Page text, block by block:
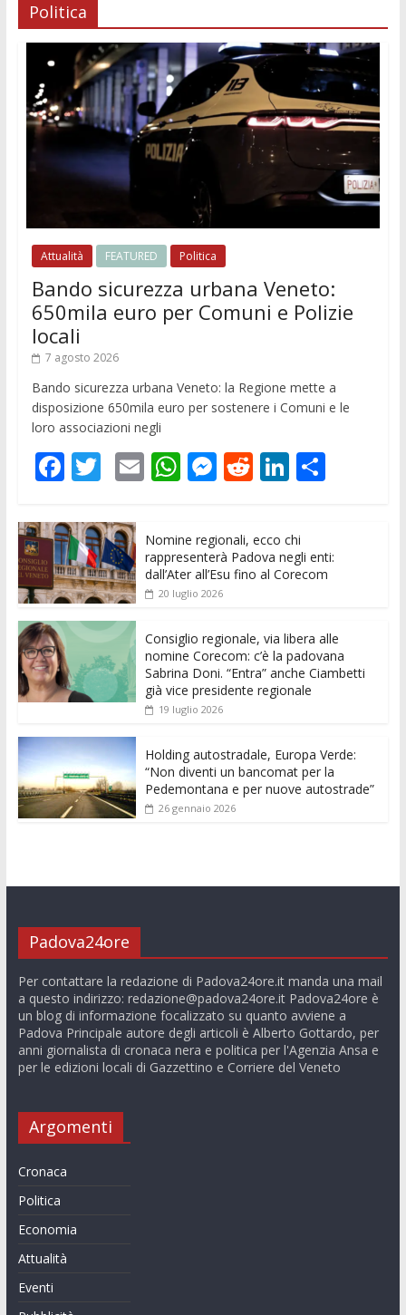
Politica
Attualità FEATURED Politica
Bando sicurezza urbana Veneto:
650mila euro per Comuni e Polizie
locali
7 agosto 2026
Bando sicurezza urbana Veneto: la Regione mette a
disposizione 650mila euro per sostenere i Comuni e le
loro associazioni negli
F
e
b
o
o
k
T
itt
er
E
l
W
s
A
p
p
M
ss
e
n
er
R
di
t
Li
k
e
dI
C
di
vi
Nomine regionali, ecco chi
rappresenterà Padova negli enti:
dall’Ater all’Esu fino al Corecom
20 luglio 2026
Consiglio regionale, via libera alle
nomine Corecom: c’è la padovana
Sabrina Doni. “Entra” anche Ciambetti
già vice presidente regionale
19 luglio 2026
Holding autostradale, Europa Verde:
“Non diventi un bancomat per la
Pedemontana e per nuove autostrade”
26 gennaio 2026
Padova24ore
Per contattare la redazione di Padova24ore.it manda una mail
a questo indirizzo: redazione@padova24ore.itPadova24ore è
un blog di informazione focalizzato su quanto avviene a
Padova Principale autore degli articoli è Alberto Gottardo, per
anni giornalista di cronaca nera e politica per l'Agenzia Ansa e
per le edizioni locali di Gazzettino e Corriere del Veneto
Argomenti
Cronaca
Politica
Economia
Attualità
Eventi